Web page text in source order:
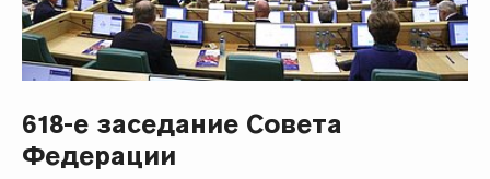
618-е заседание Совета
Федерации